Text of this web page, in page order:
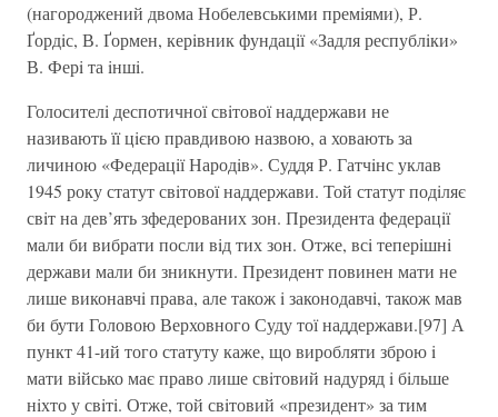
(нагороджений двома Нобелевськими премiями), Р.
Ґордiс, В. Ґормен, керiвник фундацiї «Задля республiки»
В. Ферi та iншi.
Голосителi деспотичної свiтової наддержави не
називають її цiєю правдивою назвою, а ховають за
личиною «Федерацiї Народiв». Суддя Р. Гатчiнс уклав
1945 року статут свiтової наддержави. Той статут подiляє
свiт на дев’ять зфедерованих зон. Президента федерацiї
мали би вибрати посли вiд тих зон. Отже, всi теперiшнi
держави мали би зникнути. Президент повинен мати не
лише виконавчi права, але також i законодавчi, також мав
би бути Головою Верховного Суду тої наддержави.[97] А
пункт 41-ий того статуту каже, що виробляти зброю i
мати вiйсько має право лише свiтовий надуряд i бiльше
нiхто у свiтi. Отже, той свiтовий «президент» за тим